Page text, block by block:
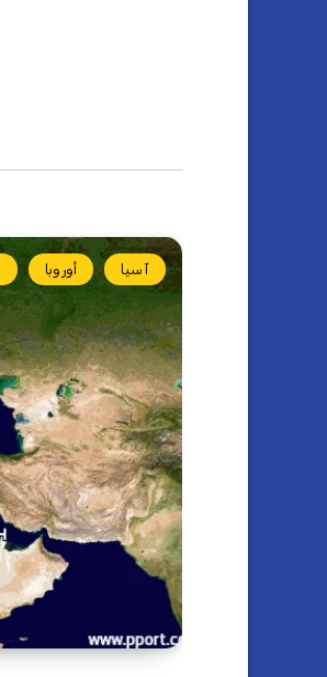
آسيا أوروبا